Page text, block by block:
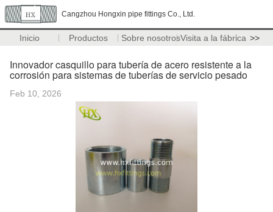
Cangzhou Hongxin pipe fittings Co., Ltd.
Inicio Productos Sobre nosotrosVisita a la fábrica >>
Innovador casquillo para tubería de acero resistente a la
corrosión para sistemas de tuberías de servicio pesado
Feb 10, 2026